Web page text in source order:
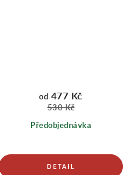
Předobjednávka
od 477 Kč
530 Kč